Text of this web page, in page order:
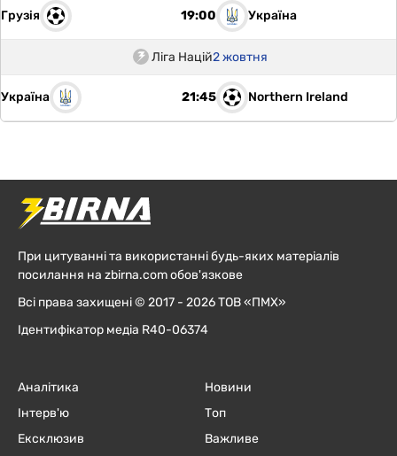
Грузія 19:00 Україна
Ліга Націй2 жовтня
Україна 21:45 Northern Ireland
При цитуванні та використанні будь-яких матеріалів
посилання на zbirna.com обов'язкове
Всі права захищені © 2017 - 2026 ТОВ «ПМХ»
Ідентифікатор медіа R40-06374
Аналітика
Інтерв'ю
Ексклюзив
Новини
Топ
Важливе